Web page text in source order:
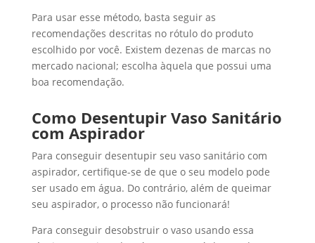
Para usar esse método, basta seguir as
recomendações descritas no rótulo do produto
escolhido por você. Existem dezenas de marcas no
mercado nacional; escolha àquela que possui uma
boa recomendação.
Como Desentupir Vaso Sanitário
com Aspirador
Para conseguir desentupir seu vaso sanitário com
aspirador, certifique-se de que o seu modelo pode
ser usado em água. Do contrário, além de queimar
seu aspirador, o processo não funcionará!
Para conseguir desobstruir o vaso usando essa